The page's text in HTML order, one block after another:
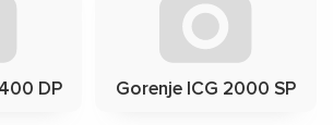
DP Gorenje ICG 2000 SP